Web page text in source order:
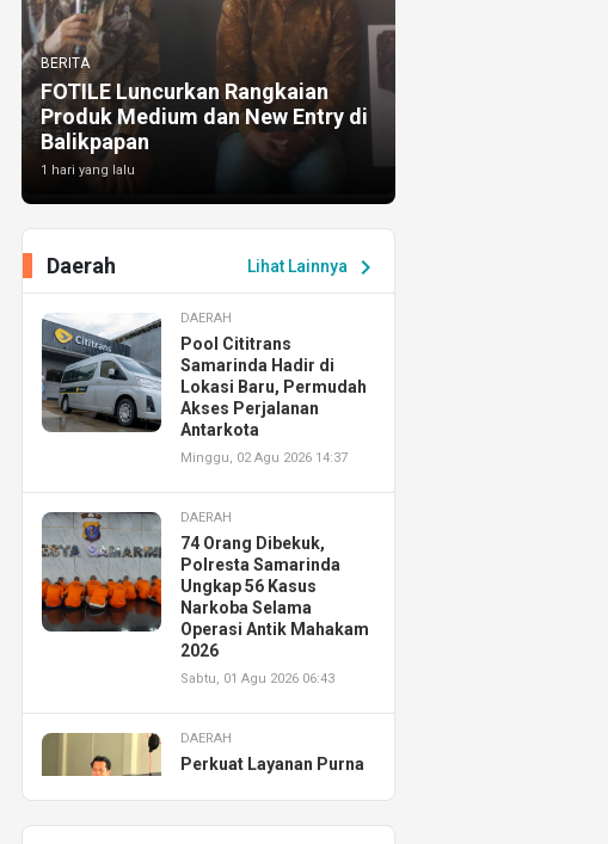
BERITA
FOTILE Luncurkan Rangkaian
Produk Medium dan New Entry di
Balikpapan
1 hari yang lalu
Lihat Lainnya chevron_right
Daerah
DAERAH
Pool Cititrans
Samarinda Hadir di
Lokasi Baru, Permudah
Akses Perjalanan
Antarkota
Minggu, 02 Agu 2026 14:37
DAERAH
74 Orang Dibekuk,
Polresta Samarinda
Ungkap 56 Kasus
Narkoba Selama
Operasi Antik Mahakam
2026
Sabtu, 01 Agu 2026 06:43
DAERAH
Perkuat Layanan Purna
Resmikan AHASS